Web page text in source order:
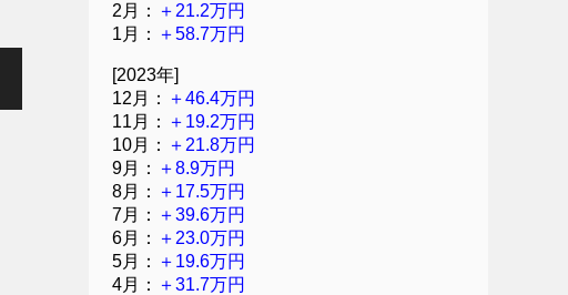
2月： ＋21.2万円
1月： ＋58.7万円
[2023年]
12月： ＋46.4万円
11月： ＋19.2万円
10月： ＋21.8万円
9月： ＋8.9万円
8月： ＋17.5万円
7月： ＋39.6万円
6月： ＋23.0万円
5月： ＋19.6万円
4月： ＋31.7万円